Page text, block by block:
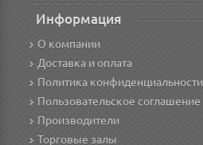
Информация
О компании
Доставка и оплата
Политика конфиденциальности
Пользовательское соглашение
Производители
Торговые залы